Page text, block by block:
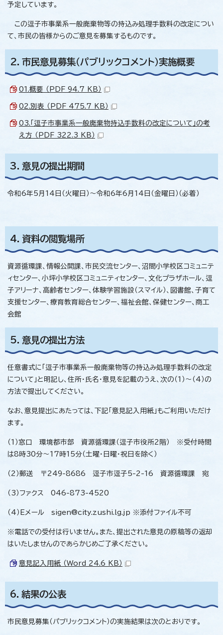
予定しています。
この逗子市事業系一般廃棄物等の持込み処理手数料の改定につい
て、市民の皆様からのご意見を募集するものです。
2．市民意見募集（パブリックコメント）実施概要
01.概要 （PDF 94.7 KB）
02.別表 （PDF 475.7 KB）
03.「逗子市事業系一般廃棄物持込手数料の改定について」の考
え方 （PDF 322.3 KB）
3．意見の提出期間
令和6年5月14日（火曜日）～令和6年6月14日（金曜日）（必着）
4．資料の閲覧場所
資源循環課、情報公開課、市民交流センター、沼間小学校区コミュニテ
ィセンター、小坪小学校区コミュニティセンター、文化プラザホール、逗
子アリーナ、高齢者センター、体験学習施設（スマイル）、図書館、子育て
支援センター、療育教育総合センター、福祉会館、保健センター、商工
会館
5．意見の提出方法
任意書式に「逗子市事業系一般廃棄物等の持込み処理手数料の改定
について」と明記し、住所・氏名・意見を記載のうえ、次の（1）～（4）の
方法で提出してください。
なお、意見提出にあたっては、下記「意見記入用紙」もご利用いただけ
ます。
（1）窓口 環境都市部 資源循環課（逗子市役所2階） ※受付時間
は8時30分～17時15分（土曜・日曜・祝日を除く）
（2）郵送 〒249-8686 逗子市逗子5-2-16 資源循環課 宛
（3）ファクス 046-873-4520
（4）Eメール sigen@city.zushi.lg.jp ※添付ファイル不可
※電話での受付は行いません。また、提出された意見の原稿等の返却
はいたしませんのであらかじめご了承ください。
意見記入用紙 （Word 24.6 KB）
6．結果の公表
市民意見募集（パブリックコメント）の実施結果は次のとおりです。